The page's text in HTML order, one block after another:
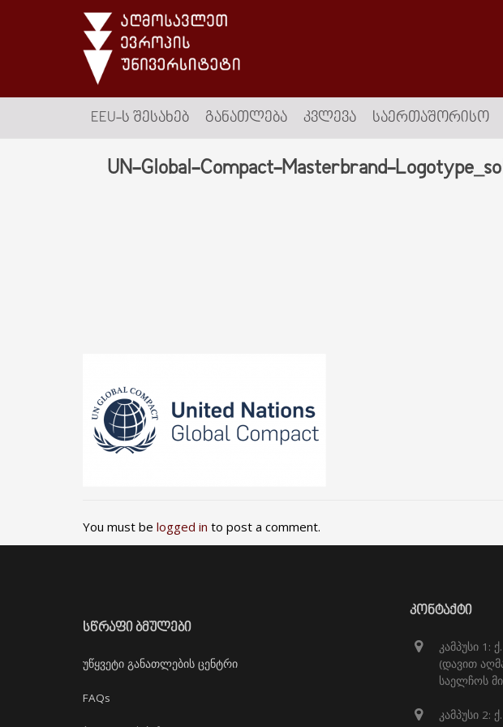
EEU-Ს ᲨᲔᲡᲐᲮᲔᲑ ᲒᲐᲜᲐᲗᲚᲔᲑᲐ ᲙᲕᲚᲔᲕᲐ ᲡᲐᲔᲠᲗᲐᲨᲝᲠᲘᲡᲝ
UN-Global-Compact-Masterbrand-
You must be logged in to post a comment.
ᲡᲬᲠᲐᲤᲘ ᲑᲛᲣᲚᲔᲑᲘ
უწყვეტი განათლების ცენტრი
FAQs
ᲙᲝᲜᲢᲐᲥᲢᲘ
კამპუსი 1:
(დავით
საელჩოს
კამპუსი 2: